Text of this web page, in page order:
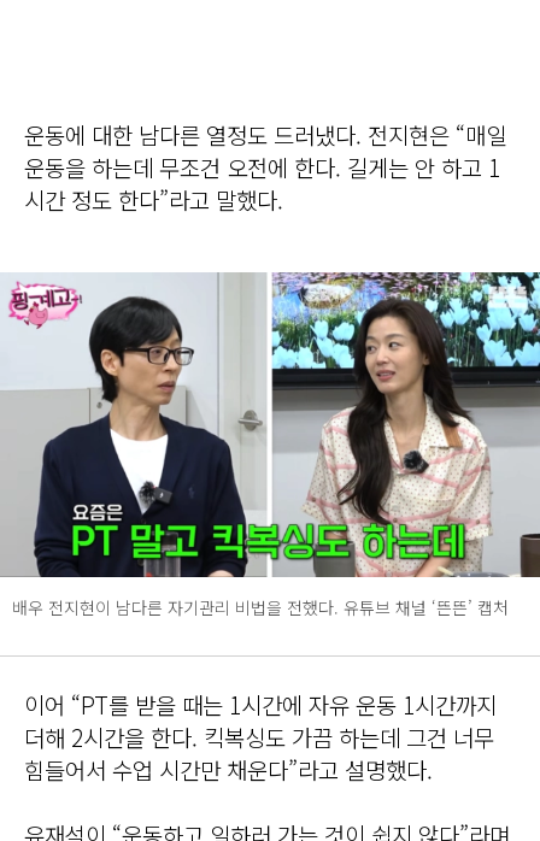
운동에 대한 남다른 열정도 드러냈다. 전지현은 “매일
운동을 하는데 무조건 오전에 한다. 길게는 안 하고 1
시간 정도 한다”라고 말했다.
배우 전지현이 남다른 자기관리 비법을 전했다. 유튜브 채널 ‘뜬뜬’ 캡처
이어 “PT를 받을 때는 1시간에 자유 운동 1시간까지
더해 2시간을 한다. 킥복싱도 가끔 하는데 그건 너무
힘들어서 수업 시간만 채운다”라고 설명했다.